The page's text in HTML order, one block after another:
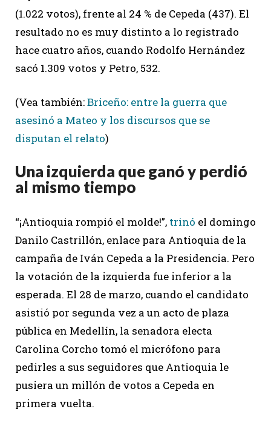
(1.022 votos), frente al 24 % de Cepeda (437). El
resultado no es muy distinto a lo registrado
hace cuatro años, cuando Rodolfo Hernández
sacó 1.309 votos y Petro, 532.
(Vea también:Briceño: entre la guerra que
asesinó a Mateo y los discursos que se
disputan el relato)
Una izquierda que ganó y perdió
al mismo tiempo
“¡Antioquia rompió el molde!”, trinó el domingo
Danilo Castrillón, enlace para Antioquia de la
campaña de Iván Cepeda a la Presidencia. Pero
la votación de la izquierda fue inferior a la
esperada. El 28 de marzo, cuando el candidato
asistió por segunda vez a un acto de plaza
pública en Medellín, la senadora electa
Carolina Corcho tomó el micrófono para
pedirles a sus seguidores que Antioquia le
pusiera un millón de votos a Cepeda en
primera vuelta.